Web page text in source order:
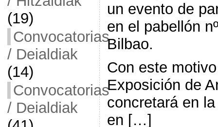
(19)
Convocatorias
/ Deialdiak
(14)
Convocatorias
/ Deialdiak
un evento de
en el pabellón
Bilbao.
Con este
Exposición de
concretará en
en […]